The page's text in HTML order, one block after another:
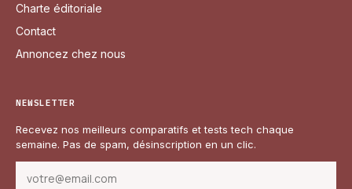
Charte éditoriale
Contact
Annoncez chez nous
NEWSLETTER
Recevez nos meilleurs comparatifs et tests tech chaque
semaine. Pas de spam, désinscription en un clic.